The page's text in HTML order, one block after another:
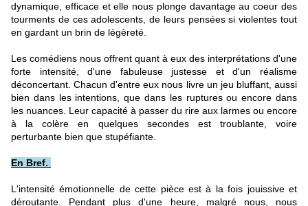
dynamique, efficace et elle nous plonge davantage au coeur des
tourments de ces adolescents, de leurs pensées si violentes tout
en gardant un brin de légèreté.
Les comédiens nous offrent quant à eux des interprétations d'une
forte intensité, d'une fabuleuse justesse et d'un réalisme
déconcertant. Chacun d'entre eux nous livre un jeu bluffant, aussi
bien dans les intentions, que dans les ruptures ou encore dans
les nuances. Leur capacité à passer du rire aux larmes ou encore
à la colère en quelques secondes est troublante, voire
perturbante bien que stupéfiante.
En Bref.
L'intensité émotionnelle de cette pièce est à la fois jouissive et
déroutante. Pendant plus d'une heure, malgré nous, nous